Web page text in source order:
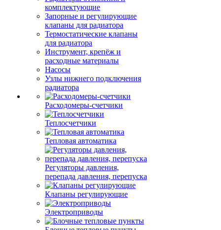
комплектующие
Запорные и регулирующие
клапаны для радиатора
Термостатические клапаны
для радиатора
Инструмент, крепёж и
расходные материалы
Насосы
Узлы нижнего подключения
радиатора
Расходомеры-счетчики
Теплосчетчики
Тепловая автоматика
Регуляторы давления,
перепада давления, перепуска
Клапаны регулирующие
Электроприводы